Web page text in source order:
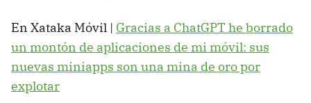
En Xataka Móvil | Gracias a ChatGPT he borrado
un montón de aplicaciones de mi móvil: sus
nuevas miniapps son una mina de oro por
explotar